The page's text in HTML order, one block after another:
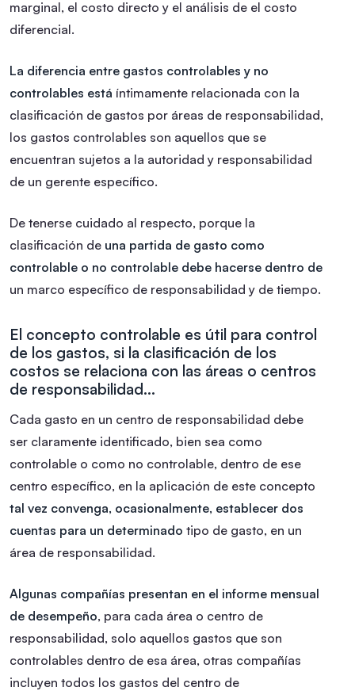
marginal, el costo directo y el análisis de el costo
diferencial.
La diferencia entre gastos controlables y no
controlables está íntimamente relacionada con la
clasificación de gastos por áreas de responsabilidad,
los gastos controlables son aquellos que se
encuentran sujetos a la autoridad y responsabilidad
de un gerente específico.
De tenerse cuidado al respecto, porque la
clasificación de una partida de gasto como
controlable o no controlable debe hacerse dentro de
un marco específico de responsabilidad y de tiempo.
El concepto controlable es útil para control
de los gastos, si la clasificación de los
costos se relaciona con las áreas o centros
de responsabilidad…
Cada gasto en un centro de responsabilidad debe
ser claramente identificado, bien sea como
controlable o como no controlable, dentro de ese
centro específico, en la aplicación de este concepto
tal vez convenga, ocasionalmente, establecer dos
cuentas para un determinado tipo de gasto, en un
área de responsabilidad.
Algunas compañías presentan en el informe mensual
de desempeño, para cada área o centro de
responsabilidad, solo aquellos gastos que son
controlables dentro de esa área, otras compañías
incluyen todos los gastos del centro de